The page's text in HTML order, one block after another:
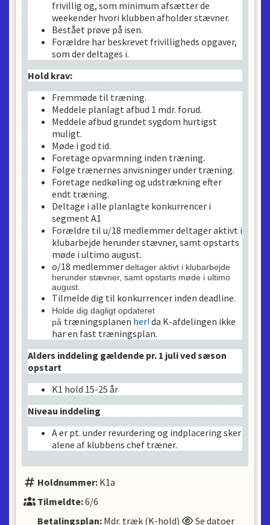
frivillig og, som minimum afsætter de
weekender hvori klubben afholder stævner.
Bestået prøve på isen.
Forældre har beskrevet frivilligheds opgaver,
som der deltages i.
Hold krav:
Fremmøde til træning.
Meddele planlagt afbud 1 mdr. forud.
Meddele afbud grundet sygdom hurtigst
muligt.
Møde i god tid.
Foretage opvarmning inden træning.
Følge trænernes anvisninger under træning.
Foretage nedkøling og udstrækning efter
endt træning.
Deltage i alle planlagte konkurrencer i
segment A1
Forældre til u/18 medlemmer deltager aktivt i
klubarbejde herunder stævner, samt opstarts
møde i ultimo august.
o/18 medlemmerdeltager aktivt i klubarbejde
herunder stævner, samt opstarts møde i ultimo
august
Tilmelde dig til konkurrencer inden deadline.
Holde dig dagligt opdateret
på træningsplanen her! da K-afdelingen ikke
har en fast træningsplan.
Alders inddeling gældende pr. 1 juli ved sæson
opstart
K1 hold 15-25 år
Niveau inddeling
A er pt. under revurdering og indplacering sker
alene af klubbens chef træner.
Holdnummer: K1a
Tilmeldte:6/6
Betalingsplan: Mdr. træk (K-hold) Se datoer